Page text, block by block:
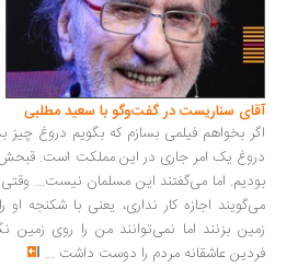
سناریست در گفت‌وگو با سعید مطلبی
بخواهم فیلمی بسازم که بگویم دروغ چیز بدی
یک امر جاری در این مملکت است. قبحش از بین
اما می‌گفتند این مسلمان نیست... وقتی به
اجازه کار نداری، یعنی با شکنجه او را
بزنند اما نمی‌توانند من را روی زمین نگه
عاشقانه مردم را دوست داشت ...